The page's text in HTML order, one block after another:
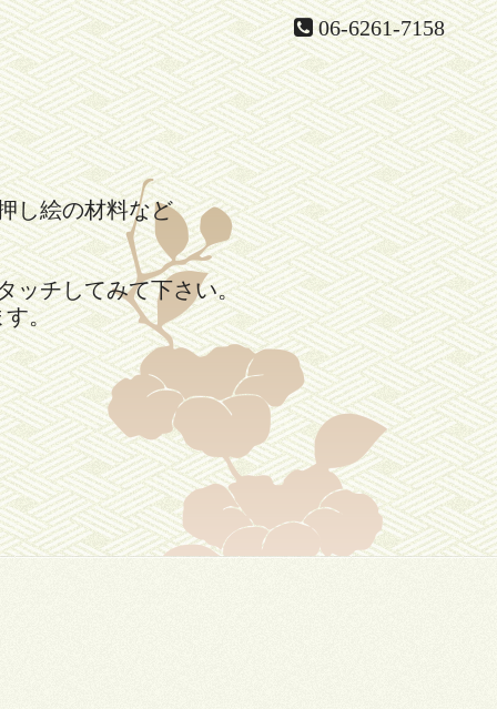
06-6261-7158
し絵の材料など
ッチしてみて下さい。
す。